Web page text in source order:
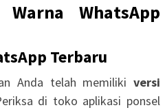
WhatsApp
Terbaru
Anda telah memiliki versi
di toko aplikasi ponsel